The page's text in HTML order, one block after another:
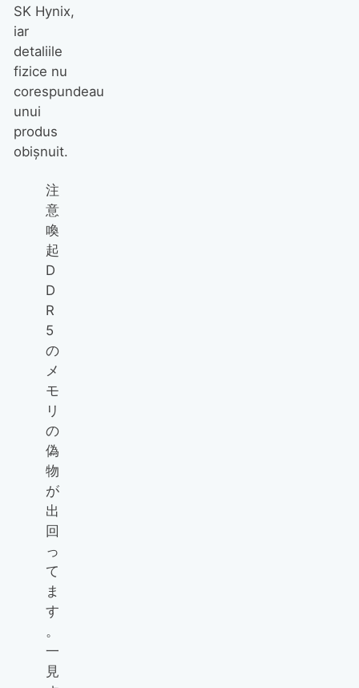
SK Hynix,
iar
detaliile
fizice nu
corespundeau
unui
produs
obișnuit.
注
意
喚
起
D
D
R
5
の
メ
モ
リ
の
偽
物
が
出
回
っ
て
ま
す
。
一
見